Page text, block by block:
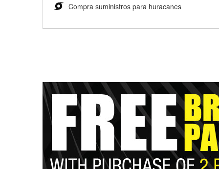
Compra suministros para huracanes